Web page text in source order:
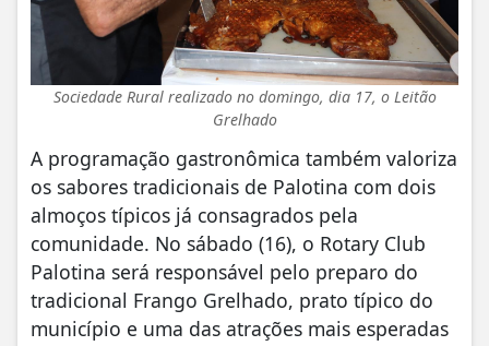
Sociedade Rural realizado no domingo, dia 17, o Leitão
Grelhado
A programação gastronômica também valoriza
os sabores tradicionais de Palotina com dois
almoços típicos já consagrados pela
comunidade. No sábado (16), o Rotary Club
Palotina será responsável pelo preparo do
tradicional Frango Grelhado, prato típico do
município e uma das atrações mais esperadas